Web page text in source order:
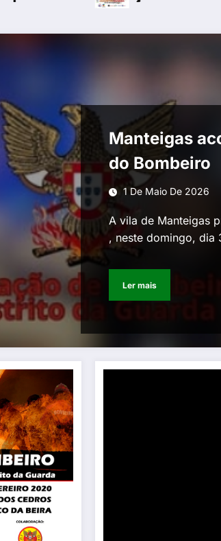
Manteigas
do Bombeiro
1 De Maio De 2026
A vila de Manteigas
, neste domingo, dia
Ler mais